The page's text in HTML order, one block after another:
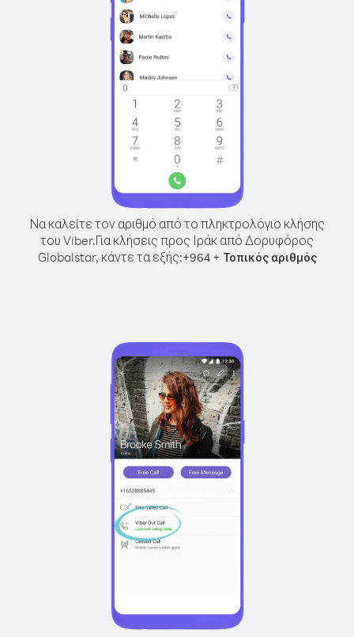
Να καλείτε τον αριθμό από το πληκτρολόγιο κλήσης
του Viber.Για κλήσεις προς Ιράκ από Δορυφόρος
Globalstar, κάντε τα εξής:+964+ Τοπικός αριθμός